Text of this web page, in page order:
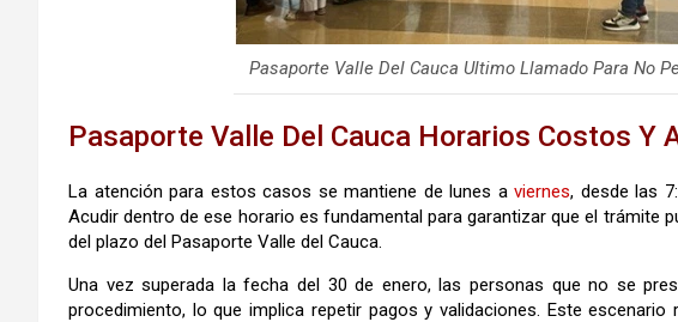
Pasaporte Valle Del Cauca Ultimo Llamado Para No
Pasaporte Valle Del Cauca Horarios Costos Y
La atención para estos casos se mantiene de lunes aviernes, desde las
Acudir dentro de ese horario es fundamental para garantizar que el trámite
del plazo del Pasaporte Valle del Cauca.
Una vez superada la fecha del 30 de enero, las personas que no se
procedimiento, lo que implica repetir pagos y validaciones. Este